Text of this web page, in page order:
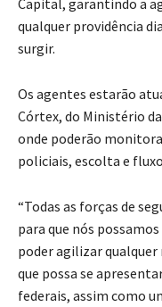
qualquer providência
surgir.
Os agentes estarão
Córtex, do Ministério
onde poderão
policiais, escolta e
“Todas as forças de
para que nós
poder agilizar qualquer
que possa se
federais, assim como